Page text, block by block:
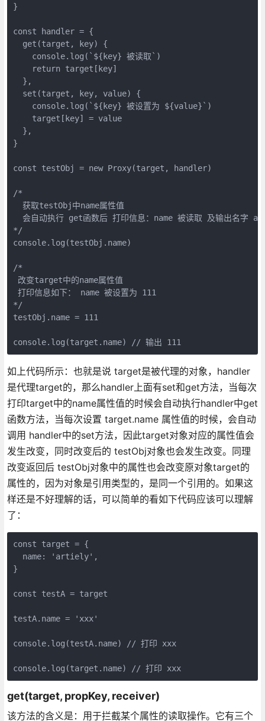
}
const handler = {
  get(target, key) {
    console.log(`${key} 被读取`)
    return target[key]
  },
  set(target, key, value) {
    console.log(`${key} 被设置为 ${value}`)
    target[key] = value
  },
}
const testObj = new Proxy(target, handler)
/*
  获取testObj中name属性值
会自动执行 get函数后 打印信息：name 被读取 及输出名字
*/
console.log(testObj.name)
/*
改变target中的name属性值
打印信息如下： name 被设置为 111
*/
testObj.name = 111
console.log(target.name) // 输出 111
如上代码所示：也就是说 target是被代理的对象，handler
是代理target的，那么handler上面有set和get方法，当每次
打印target中的name属性值的时候会自动执行handler中get
函数方法，当每次设置 target.name 属性值的时候，会自动
调用 handler中的set方法，因此target对象对应的属性值会
发生改变，同时改变后的 testObj对象也会发生改变。同理
改变返回后 testObj对象中的属性也会改变原对象target的
属性的，因为对象是引用类型的，是同一个引用的。如果这
样还是不好理解的话，可以简单的看如下代码应该可以理解
了：
const target = {
  name: 'artiely',
}
const testA = target
testA.name = 'xxx'
console.log(testA.name) // 打印 xxx
console.log(target.name) // 打印 xxx
get(target, propKey, receiver)
该方法的含义是：用于拦截某个属性的读取操作。它有三个